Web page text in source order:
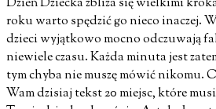
Dzień Dziecka zbliża się wielkimi
roku warto spędzić go nieco inaczej.
dzieci wyjątkowo mocno odczuwają
niewiele czasu. Każda minuta jest
tym chyba nie muszę mówić nikomu.
Wam dzisiaj tekst 20 miejsc, które